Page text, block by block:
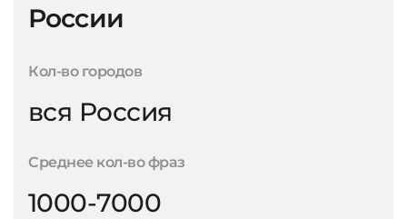
России
Кол-во городов
вся Россия
Среднее кол-во фраз
1000-7000